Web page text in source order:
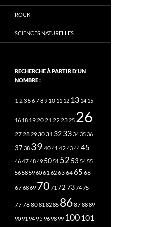
ROCK
SCIENCES NATURELLES
RECHERCHE À PARTIR D’UN
NOMBRE :
1 23 56789 10 11 12 13 14 15
16 18 1920212223 25 26
27 28 293031 3233343536
37 38 39 4041 42434445
46474849 50 51 52 53 54 55
56 58 596061 62636465 66
676869 70 71 72737475
77788081 8285 86878889
9091 94 95 969899 100101